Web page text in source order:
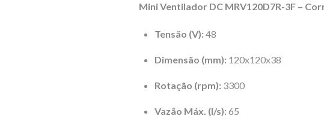
Mini Ventilador DC MRV120D7R-3F –
Tensão (V): 48
Dimensão (mm): 120x120x38
Rotação (rpm): 3300
Vazão Máx. (l/s): 65